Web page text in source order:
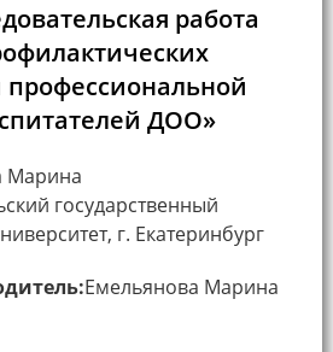
работа
ДОО»
Марина
государственный
г. Екатеринбург
Емельянова Марина